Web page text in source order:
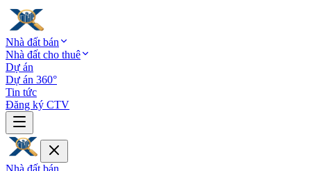
Nhà đất bán
Nhà đất cho thuê
Dự án
Dự án 360°
Tin tức
Đăng ký CTV
Nhà đất bán